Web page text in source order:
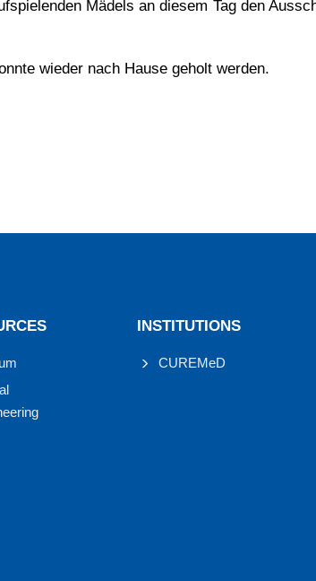
Mädels an diesem Tag den
wieder nach Hause geholt werden.
INSTITUTIONS
CUREMeD